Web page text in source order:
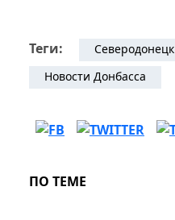
Теги:
Северодонецк
Новости Донбасса
ПО ТЕМЕ